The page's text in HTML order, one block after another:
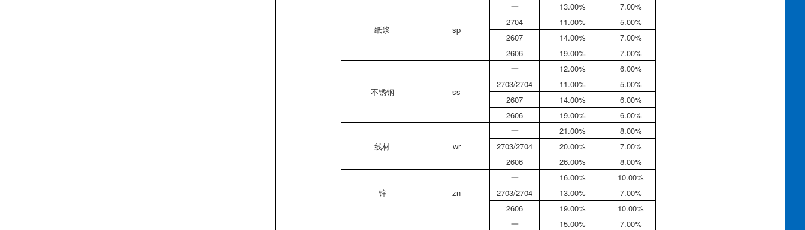
纸浆 sp
一 13.00%
7.00%
2704
11.00%
5.00%
2607
14.00%
7.00%
2606
19.00% 7.00%
不锈钢 ss
一 12.00%
6.00%
2703/2704
11.00%
5.00%
2607
14.00%
6.00%
2606
19.00% 6.00%
线材 wr
一 21.00%
8.00%
2703/2704
20.00%
7.00%
2606
26.00% 8.00%
锌 zn
一 16.00%
10.00%
2703/2704
13.00%
7.00%
2606
19.00% 10.00%
一 15.00%
7.00%